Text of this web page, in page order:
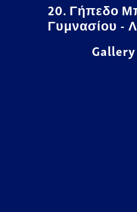
20. Γήπεδο
Γυμνασίου -
Gallery